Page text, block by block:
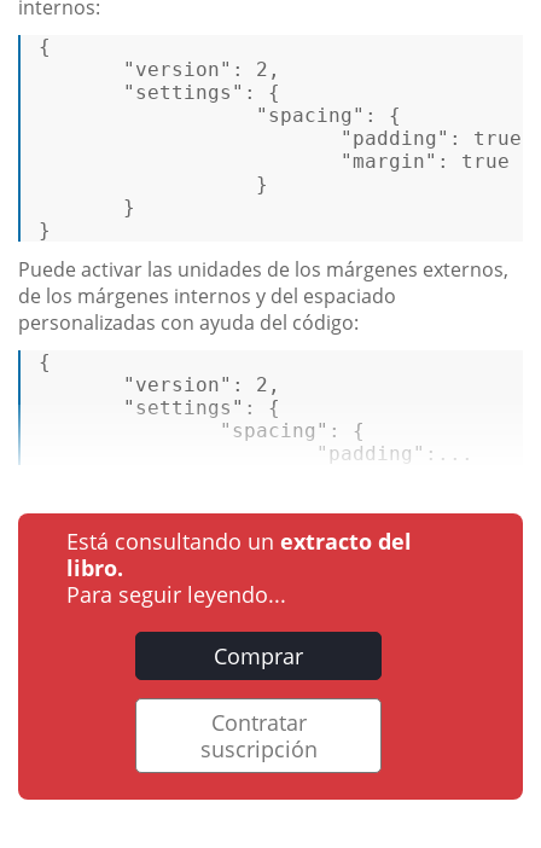
internos:
{
"version" : 2 ,
"settings" :
{
"spacing" :
{
"padding" : true
"margin" :
true
}
}
}
Puede activar las unidades de los márgenes externos,
de los márgenes internos y del espaciado
personalizadas con ayuda del código:
{
"version" : 2,
"settings" : {
"spacing" : {
"padding" :...
Está consultando un extracto del
libro.
Para seguir leyendo...
Comprar
Contratar
suscripción